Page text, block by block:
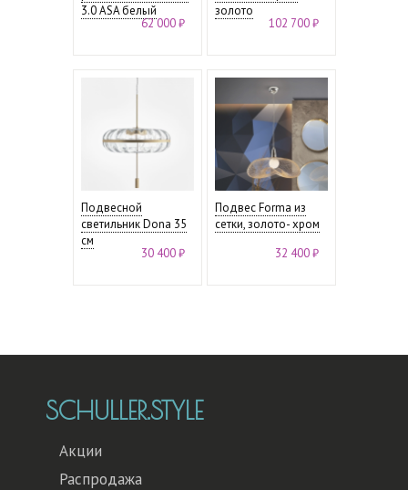
3.0 ASA белый
62 000 ₽
золото
102 700 ₽
Подвесной
светильник Dona 35
см
30 400 ₽
Подвес Forma из
сетки, золото- хром
32 400 ₽
SCHULLER.STYLE
Акции
Распродажа